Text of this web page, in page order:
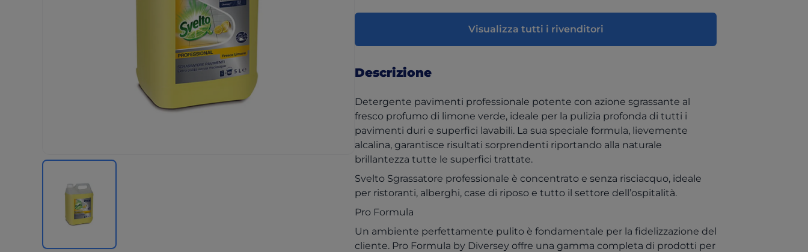
Visualizza tutti i rivenditori
Descrizione
Detergente pavimenti professionale potente con azione sgrassante al
fresco profumo di limone verde, ideale per la pulizia profonda di tutti i
pavimenti duri e superfici lavabili. La sua speciale formula, lievemente
alcalina, garantisce risultati sorprendenti riportando alla naturale
brillantezza tutte le superfici trattate.
Svelto Sgrassatore professionale è concentrato e senza risciacquo, ideale
per ristoranti, alberghi, case di riposo e tutto il settore dell’ospitalità.
Pro Formula
Un ambiente perfettamente pulito è fondamentale per la fidelizzazione del
cliente. Pro Formula by Diversey offre una gamma completa di prodotti per